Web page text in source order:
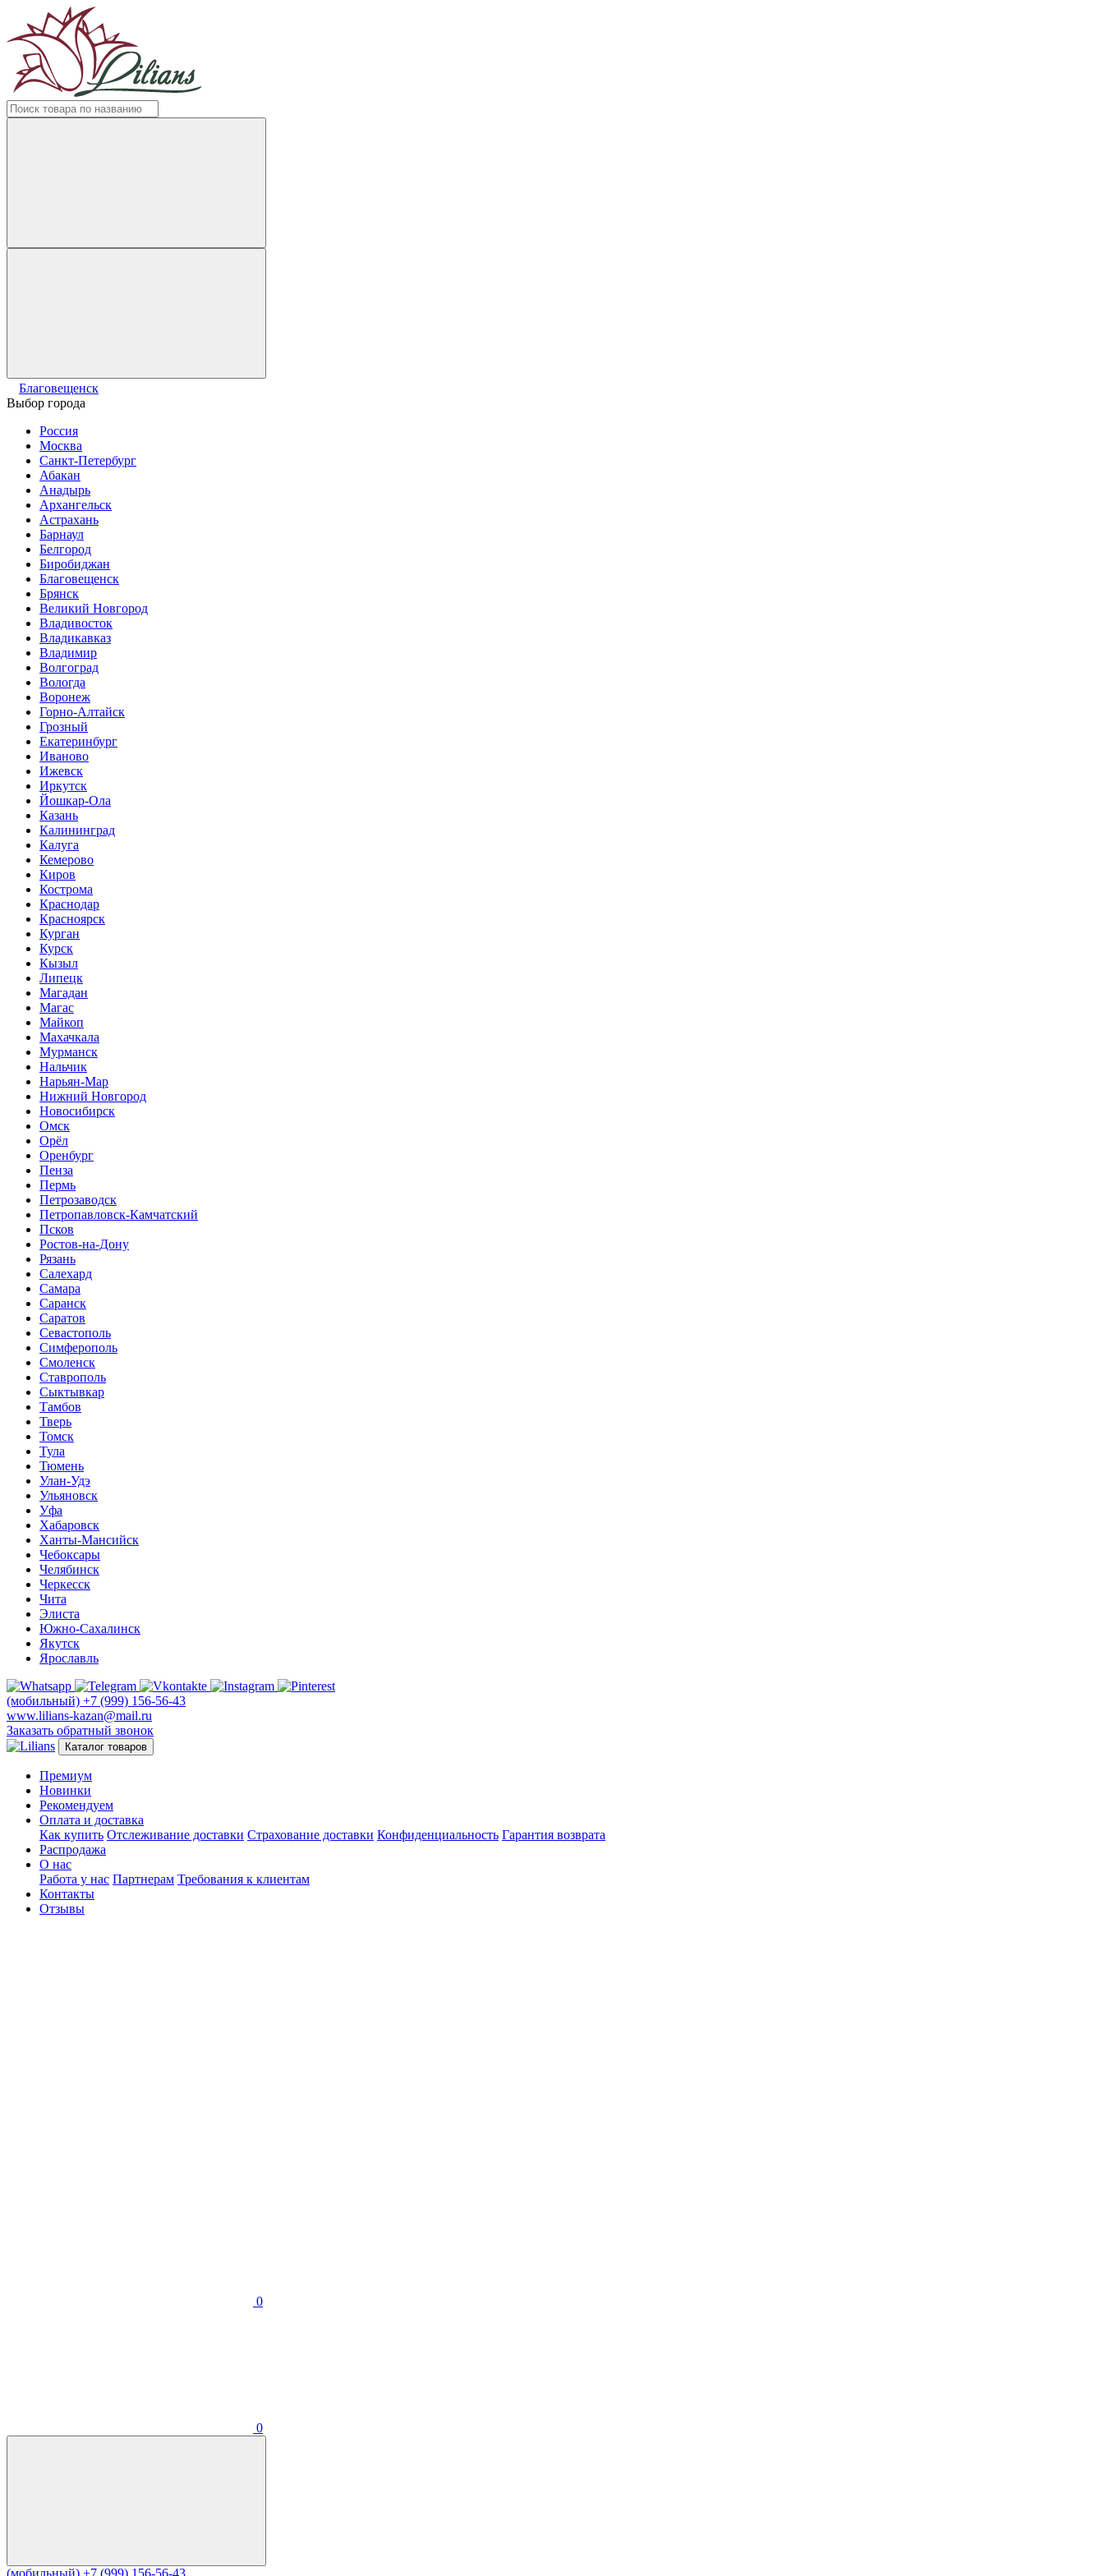
Благовещенск
Выбор города
Россия
Москва
Санкт-Петербург
Абакан
Анадырь
Архангельск
Астрахань
Барнаул
Белгород
Биробиджан
Благовещенск
Брянск
Великий Новгород
Владивосток
Владикавказ
Владимир
Волгоград
Вологда
Воронеж
Горно-Алтайск
Грозный
Екатеринбург
Иваново
Ижевск
Иркутск
Йошкар-Ола
Казань
Калининград
Калуга
Кемерово
Киров
Кострома
Краснодар
Красноярск
Курган
Курск
Кызыл
Липецк
Магадан
Магас
Майкоп
Махачкала
Мурманск
Нальчик
Нарьян-Мар
Нижний Новгород
Новосибирск
Омск
Орёл
Оренбург
Пенза
Пермь
Петрозаводск
Петропавловск-Камчатский
Псков
Ростов-на-Дону
Рязань
Салехард
Самара
Саранск
Саратов
Севастополь
Симферополь
Смоленск
Ставрополь
Сыктывкар
Тамбов
Тверь
Томск
Тула
Тюмень
Улан-Удэ
Ульяновск
Уфа
Хабаровск
Ханты-Мансийск
Чебоксары
Челябинск
Черкесск
Чита
Элиста
Южно-Сахалинск
Якутск
Ярославль
(мобильный) +7 (999) 156-56-43
www.lilians-kazan@mail.ru
Заказать обратный звонок
Каталог товаров
Премиум
Новинки
Рекомендуем
Оплата и доставка
Как купить Отслеживание доставки Страхование доставки Конфиденциальность Гарантия возврата
Распродажа
О нас
Работа у нас Партнерам Требования к клиентам
Контакты
Отзывы
0
0
(мобильный) +7 (999) 156-56-43